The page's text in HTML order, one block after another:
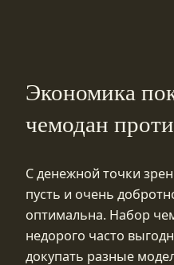
Экономика
чемодан
С денежной точки
пусть и очень
оптимальна. Набор
недорого часто
докупать разные